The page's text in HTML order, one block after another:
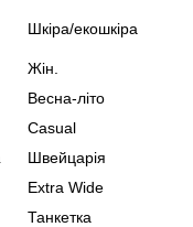
Шкіра/екошкіра
Жін.
Весна-літо
Casual
Швейцарія
Extra Wide
Танкетка